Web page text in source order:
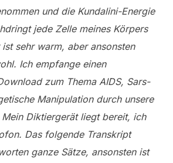
und die Kundalini-Energie
jede Zelle meines Körpers
sehr warm, aber ansonsten
Ich empfange einen
zum Thema AIDS, Sars-
Manipulation durch unsere
Mein Diktiergerät liegt bereit, ich
Das folgende Transkript
ganze Sätze, ansonsten ist